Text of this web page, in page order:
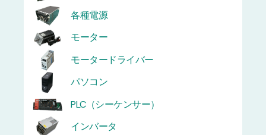
各種電源
モーター
モータードライバー
パソコン
PLC（シーケンサー）
インバータ